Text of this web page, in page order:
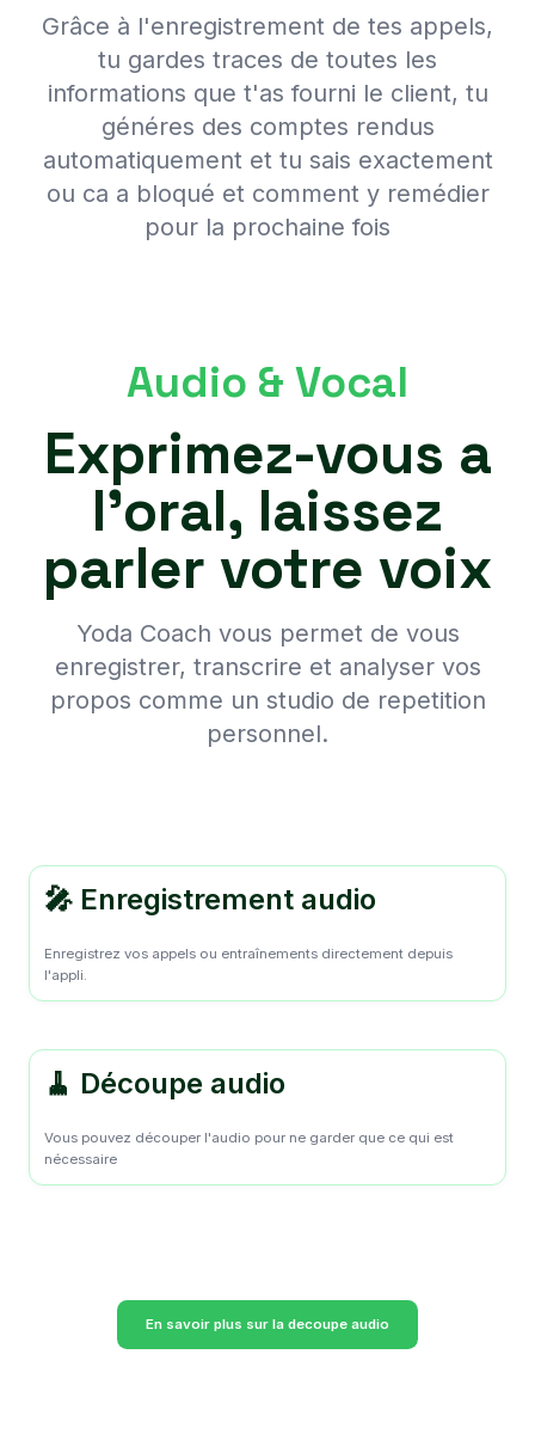
Grâce à l'enregistrement de tes appels,
tu gardes traces de toutes les
informations que t'as fourni le client, tu
généres des comptes rendus
automatiquement et tu sais exactement
ou ca a bloqué et comment y remédier
pour la prochaine fois
Audio & Vocal
Exprimez-vous a
l'oral, laissez
parler votre voix
Yoda Coach vous permet de vous
enregistrer, transcrire et analyser vos
propos comme un studio de repetition
personnel.
🎤 Enregistrement audio
Enregistrez vos appels ou entraînements directement depuis
l'appli.
🧹 Découpe audio
Vous pouvez découper l'audio pour ne garder que ce qui est
nécessaire
En savoir plus sur la decoupe audio